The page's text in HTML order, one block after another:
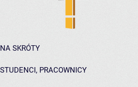
NA SKRÓTY
STUDENCI, PRACOWNICY